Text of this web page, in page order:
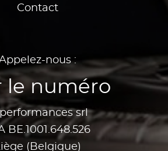
Contact
nous :
le numéro
srl
BE.1001.648.526
(Belgique)